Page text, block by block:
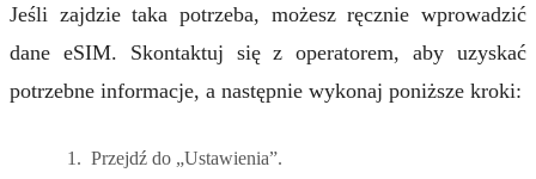
Jeśli zajdzie taka potrzeba, możesz ręcznie wprowadzić
dane eSIM. Skontaktuj się z operatorem, aby uzyskać
potrzebne informacje, a następnie wykonaj poniższe kroki:
Przejdź do „Ustawienia”.